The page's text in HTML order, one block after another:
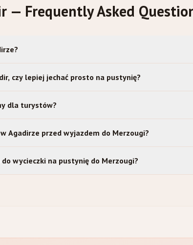
— Frequently Asked
czy lepiej jechać prosto na pustynię?
dla turystów?
Agadirze przed wyjazdem do Merzougi?
wycieczki na pustynię do Merzougi?